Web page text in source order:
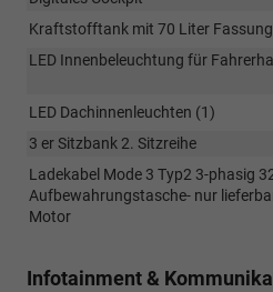
Kraftstofftank mit 70 Liter
LED Innenbeleuchtung für
LED Dachinnenleuchten (1)
3 er Sitzbank 2. Sitzreihe
Ladekabel Mode 3 Typ2 3-phasig
Aufbewahrungstasche- nur
Motor
Infotainment &